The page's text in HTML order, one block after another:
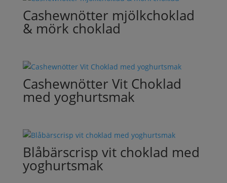
Cashewnötter mjölkchoklad
& mörk choklad
Cashewnötter Vit Choklad
med yoghurtsmak
Blåbärscrisp vit choklad med
yoghurtsmak